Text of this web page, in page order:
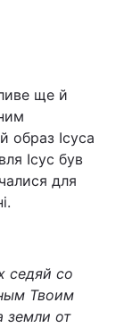
ще й
образ Ісуса
Ісус був
для
седяй со
Твоим
земли от